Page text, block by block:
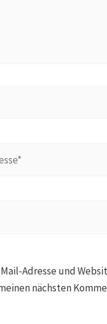
Adresse und
nächsten